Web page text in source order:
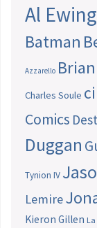
Al Ewing
Batman
Azzarello
Charles Soule
Comics
Duggan
Tynion IV
Lemire
Kieron Gillen